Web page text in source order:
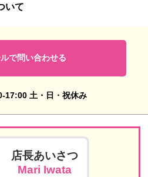
いて
ルで問い合わせる
17:00 土・日・祝休み
店長あいさつ
Mari Iwata